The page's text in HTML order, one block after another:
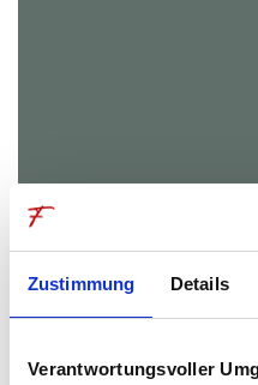
Zustimmung Details
Verantwortungsvoller